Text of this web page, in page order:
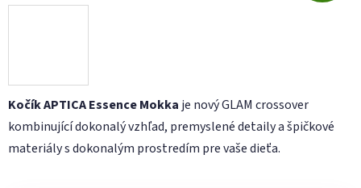
Kočík APTICA Essence Mokka je nový GLAM crossover
kombinující dokonalý vzhľad, premyslené detaily a špičkové
materiály s dokonalým prostredím pre vaše dieťa.